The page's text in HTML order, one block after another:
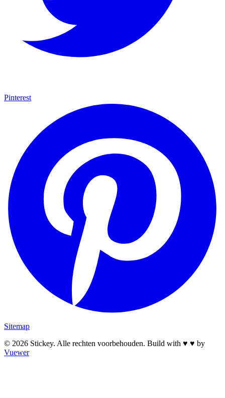
Pinterest
Sitemap
© 2026 Stickey. Alle rechten voorbehouden. Build with ♥ ♥ by
Vuewer